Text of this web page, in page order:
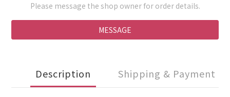
Please message the shop owner for order details.
MESSAGE
Description Shipping & Payment